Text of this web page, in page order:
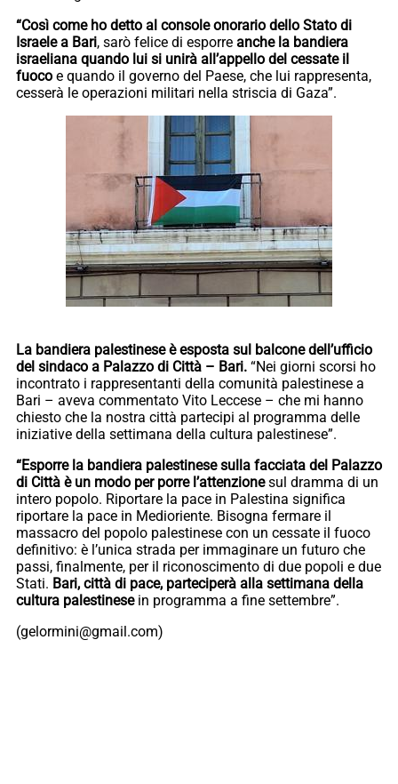
“Così come ho detto al console onorario dello Stato di
Israele a Bari, sarò felice di esporre anche la bandiera
israeliana quando lui si unirà all’appello del cessate il
fuoco e quando il governo del Paese, che lui rappresenta,
cesserà le operazioni militari nella striscia di Gaza”.
La bandiera palestinese è esposta sul balcone dell’ufficio
del sindaco a Palazzo di Città – Bari. “Nei giorni scorsi ho
incontrato i rappresentanti della comunità palestinese a
Bari – aveva commentato Vito Leccese – che mi hanno
chiesto che la nostra città partecipi al programma delle
iniziative della settimana della cultura palestinese”.
“Esporre la bandiera palestinese sulla facciata del Palazzo
di Città è un modo per porre l’attenzionesul dramma di un
intero popolo. Riportare la pace in Palestina significa
riportare la pace in Medioriente. Bisogna fermare il
massacro del popolo palestinese con un cessate il fuoco
definitivo: è l’unica strada per immaginare un futuro che
passi, finalmente, per il riconoscimento di due popoli e due
Stati. Bari, città di pace, parteciperà alla settimana della
cultura palestinesein programma a fine settembre”.
(gelormini@gmail.com)